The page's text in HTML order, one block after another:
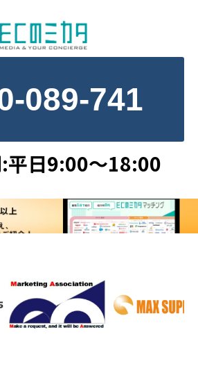
089-741
平日9:00～18:00